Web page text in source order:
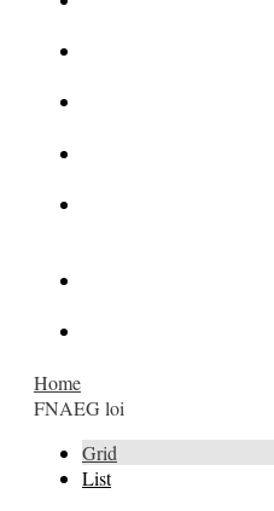
Home
FNAEG loi
Grid
List